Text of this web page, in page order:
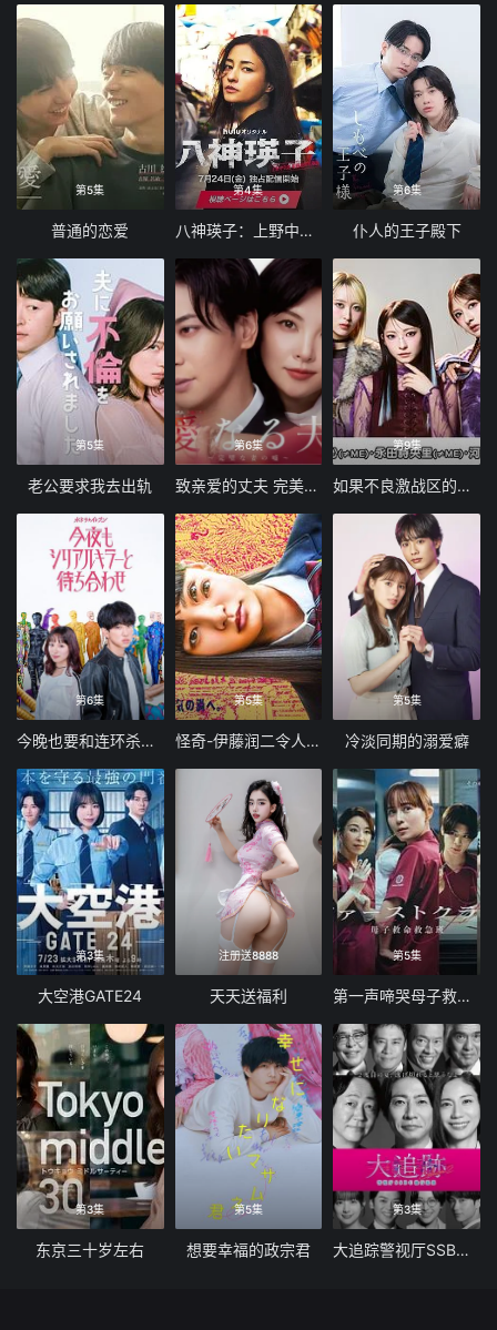
第5集
普通的恋爱
第4集
八神瑛子：上野中央署组织犯罪对策课
第6集
仆人的王子殿下
第5集
老公要求我去出轨
第6集
致亲爱的丈夫 完美妻子的谎言
第9集
如果不良激战区的四天王转生成了偶像团体
第6集
今晚也要和连环杀手约会
第5集
怪奇-伊藤润二令人彻夜难眠的奇异故事
第5集
冷淡同期的溺爱癖
第3集
大空港GATE24
注册送8888
天天送福利
第5集
第一声啼哭母子救命急救班
第3集
东京三十岁左右
第5集
想要幸福的政宗君
第3集
大追踪警视厅SSBC强行犯系第二季